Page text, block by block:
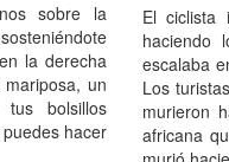
sobre la
la derecha
un
bolsillos
hacer
El ciclista
haciendo
escalaba
Los
murieron
africana